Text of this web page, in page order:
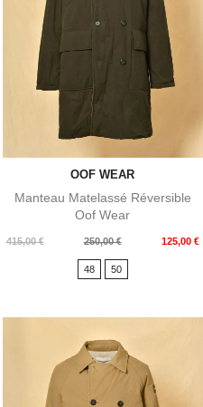
OOF WEAR
Manteau Matelassé Réversible
Oof Wear
415,00 €
Prix
250,00 € 125,00 €
Prix
48 50